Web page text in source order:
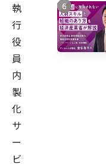
執
行
役
員
内
製
化
サ
ー
ビ